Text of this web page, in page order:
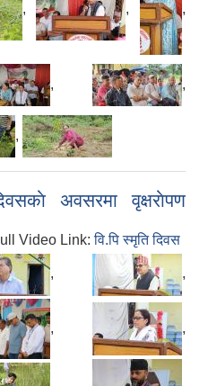
, , ,
, ,
,
अवसरमा वृक्षराेपण
Video Link:वि.पि स्मृति दिवस
, ,
, ,